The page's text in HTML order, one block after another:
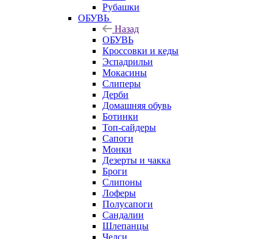
Рубашки
ОБУВЬ
Назад
ОБУВЬ
Кроссовки и кеды
Эспадрильи
Мокасины
Слиперы
Дерби
Домашняя обувь
Ботинки
Топ-сайдеры
Сапоги
Монки
Дезерты и чакка
Броги
Слипоны
Лоферы
Полусапоги
Сандалии
Шлепанцы
Челси